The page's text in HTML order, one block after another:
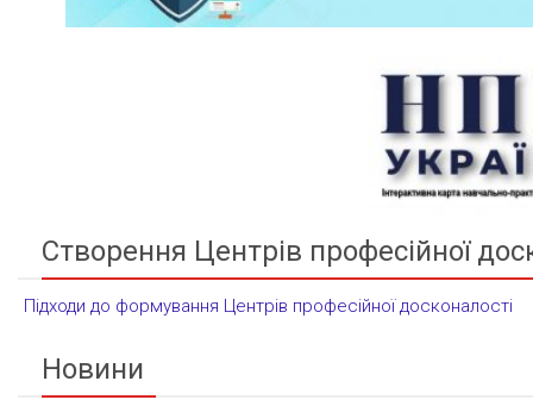
Створення Центрів професійної
Підходи до формування Центрів професійної досконалості
Новини